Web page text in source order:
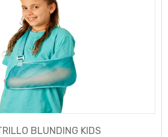
BLUNDING KIDS